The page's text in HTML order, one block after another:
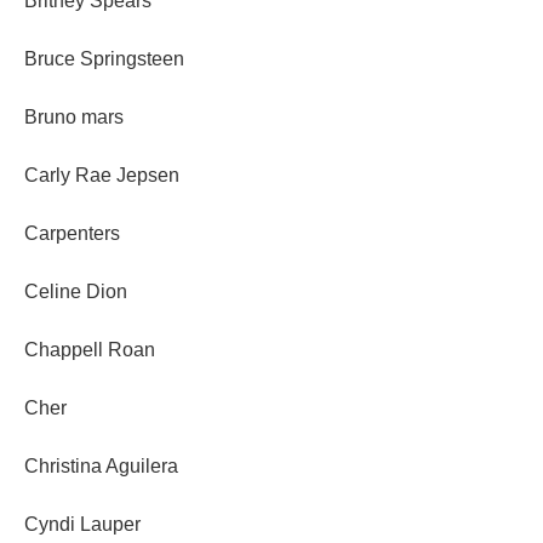
Bruce Springsteen
Bruno mars
Carly Rae Jepsen
Carpenters
Celine Dion
Chappell Roan
Cher
Christina Aguilera
Cyndi Lauper